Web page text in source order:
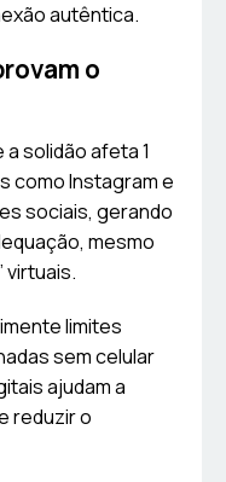
autêntica.
o
a solidão afeta 1
como Instagram e
sociais, gerando
mesmo
virtuais.
limites
sem celular
ajudam a
reduzir o